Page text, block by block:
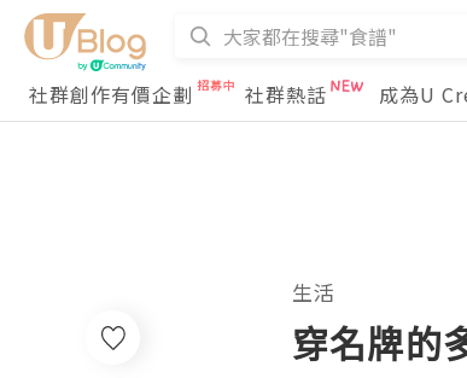
社群創作有價企劃
社群熱話 成為U
生活
穿名牌的